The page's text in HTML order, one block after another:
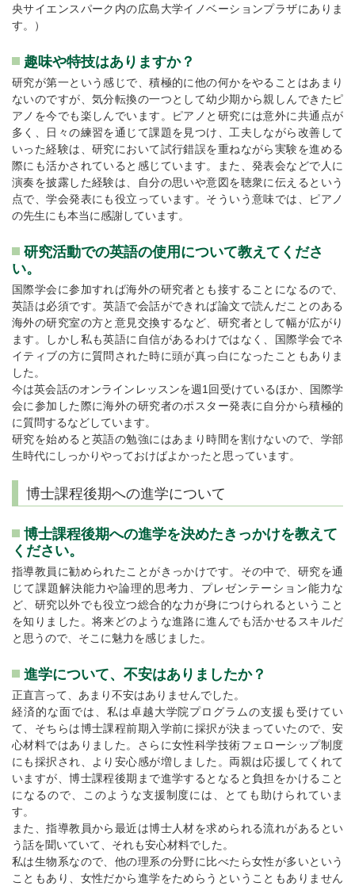
央サイエンスパーク内の広島大学イノベーションプラザにありま
す。）
趣味や特技はありますか？
研究が第一という感じで、積極的に他の何かをやることはあまり
ないのですが、気分転換の一つとして幼少期から親しんできたピ
アノを今でも楽しんでいます。ピアノと研究には意外に共通点が
多く、日々の練習を通じて課題を見つけ、工夫しながら改善して
いった経験は、研究において試行錯誤を重ねながら実験を進める
際にも活かされていると感じています。また、発表会などで人に
演奏を披露した経験は、自分の思いや意図を聴衆に伝えるという
点で、学会発表にも役立っています。そういう意味では、ピアノ
の先生にも本当に感謝しています。
研究活動での英語の使用について教えてくださ
い。
国際学会に参加すれば海外の研究者とも接することになるので、
英語は必須です。英語で会話ができれば論文で読んだことのある
海外の研究室の方と意見交換するなど、研究者として幅が広がり
ます。しかし私も英語に自信があるわけではなく、国際学会でネ
イティブの方に質問された時に頭が真っ白になったこともありま
した。
今は英会話のオンラインレッスンを週1回受けているほか、国際学
会に参加した際に海外の研究者のポスター発表に自分から積極的
に質問するなどしています。
研究を始めると英語の勉強にはあまり時間を割けないので、学部
生時代にしっかりやっておけばよかったと思っています。
博士課程後期への進学について
博士課程後期への進学を決めたきっかけを教えて
ください。
指導教員に勧められたことがきっかけです。その中で、研究を通
じて課題解決能力や論理的思考力、プレゼンテーション能力な
ど、研究以外でも役立つ総合的な力が身につけられるということ
を知りました。将来どのような進路に進んでも活かせるスキルだ
と思うので、そこに魅力を感じました。
進学について、不安はありましたか？
正直言って、あまり不安はありませんでした。
経済的な面では、私は卓越大学院プログラムの支援も受けてい
て、そちらは博士課程前期入学前に採択が決まっていたので、安
心材料ではありました。さらに女性科学技術フェローシップ制度
にも採択され、より安心感が増しました。両親は応援してくれて
いますが、博士課程後期まで進学するとなると負担をかけること
になるので、このような支援制度には、とても助けられていま
す。
また、指導教員から最近は博士人材を求められる流れがあるとい
う話を聞いていて、それも安心材料でした。
私は生物系なので、他の理系の分野に比べたら女性が多いという
こともあり、女性だから進学をためらうということもありません